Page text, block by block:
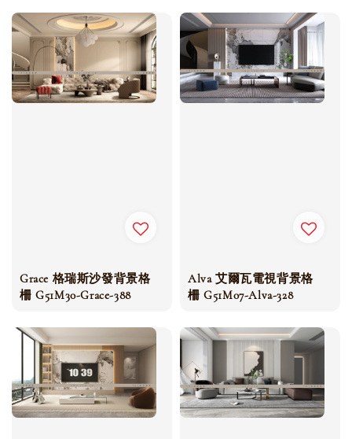
Grace 格瑞斯沙發背景格
柵 G51M30-Grace-388
Alva 艾爾瓦電視背景格
柵 G51M07-Alva-328